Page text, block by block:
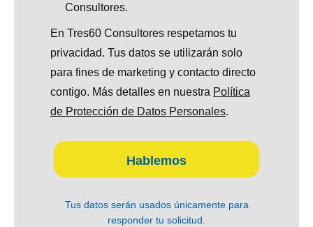
Consultores.
En Tres60 Consultores respetamos tu
privacidad. Tus datos se utilizarán solo
para fines de marketing y contacto directo
contigo. Más detalles en nuestra Política
de Protección de Datos Personales.
Hablemos
Tus datos serán usados únicamente para
responder tu solicitud.